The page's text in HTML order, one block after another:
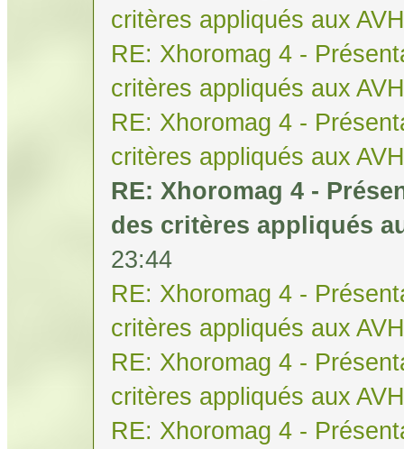
critères appliqués aux AVH
RE: Xhoromag 4 -
critères appliqués aux AVH
RE: Xhoromag 4 -
critères appliqués aux AVH
RE: Xhoromag 4 -
des critères appliqués
23:44
RE: Xhoromag 4 -
critères appliqués aux AVH
RE: Xhoromag 4 -
critères appliqués aux AVH
RE: Xhoromag 4 -